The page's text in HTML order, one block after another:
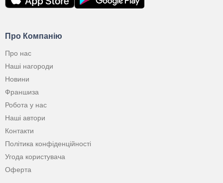
Про Компанію
Про нас
Наші нагороди
Новини
Франшиза
Робота у нас
Наші автори
Контакти
Політика конфіденційності
Угода користувача
Оферта